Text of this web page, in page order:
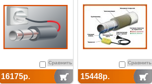
Сравнить
16175р.
Сравнить
15448р.